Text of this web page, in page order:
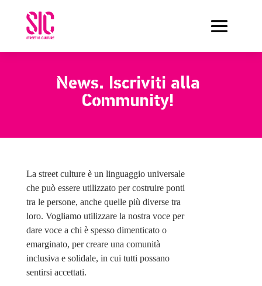
News. Iscriviti alla
Community!
La street culture è un linguaggio universale
che può essere utilizzato per costruire ponti
tra le persone, anche quelle più diverse tra
loro. Vogliamo utilizzare la nostra voce per
dare voce a chi è spesso dimenticato o
emarginato, per creare una comunità
inclusiva e solidale, in cui tutti possano
sentirsi accettati.